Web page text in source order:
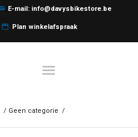
E-mail: info@davysbikestore.be
Plan winkelafspraak
/ Geen categorie /